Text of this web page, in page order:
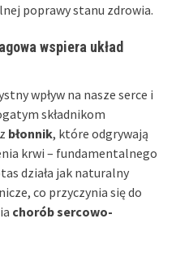
poprawy stanu zdrowia.
wspiera układ
wpływ na nasze serce i
składnikom
błonnik, które odgrywają
krwi – fundamentalnego
działa jak naturalny
co przyczynia się do
chorób sercowo-